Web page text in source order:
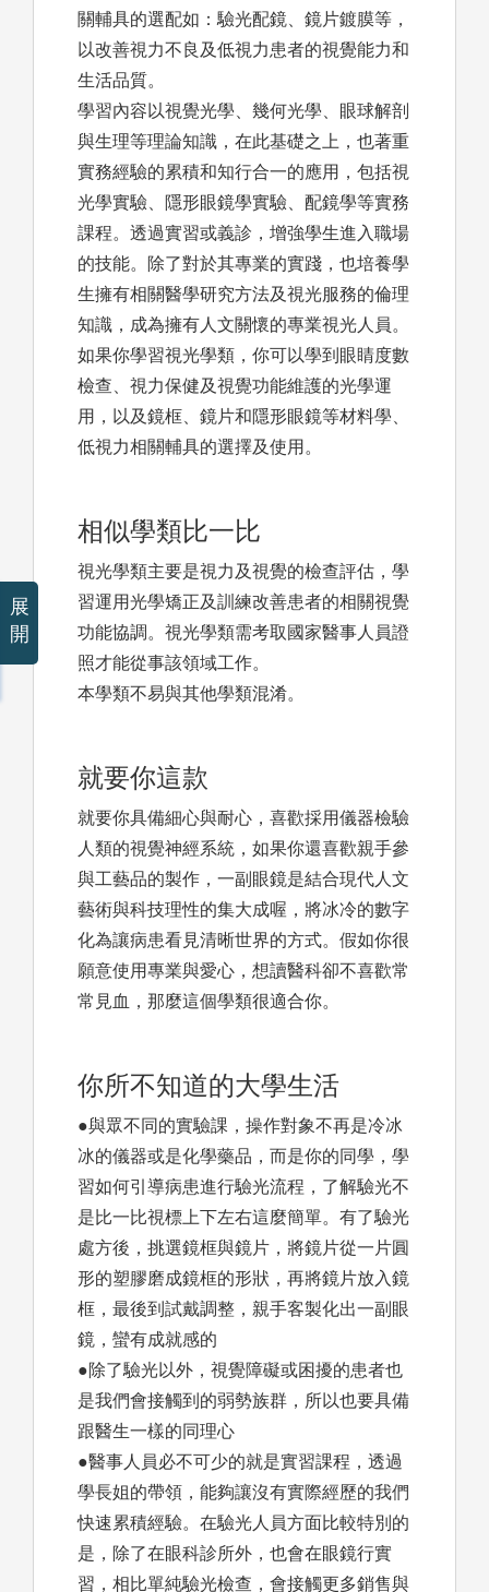
關輔具的選配如：驗光配鏡、鏡片鍍膜等，
以改善視力不良及低視力患者的視覺能力和
生活品質。
學習內容以視覺光學、幾何光學、眼球解剖
與生理等理論知識，在此基礎之上，也著重
實務經驗的累積和知行合一的應用，包括視
光學實驗、隱形眼鏡學實驗、配鏡學等實務
課程。透過實習或義診，增強學生進入職場
的技能。除了對於其專業的實踐，也培養學
生擁有相關醫學研究方法及視光服務的倫理
知識，成為擁有人文關懷的專業視光人員。
如果你學習視光學類，你可以學到眼睛度數
檢查、視力保健及視覺功能維護的光學運
用，以及鏡框、鏡片和隱形眼鏡等材料學、
低視力相關輔具的選擇及使用。
相似學類比一比
視光學類主要是視力及視覺的檢查評估，學
習運用光學矯正及訓練改善患者的相關視覺
功能協調。視光學類需考取國家醫事人員證
照才能從事該領域工作。
本學類不易與其他學類混淆。
就要你這款
就要你具備細心與耐心，喜歡採用儀器檢驗
人類的視覺神經系統，如果你還喜歡親手參
與工藝品的製作，一副眼鏡是結合現代人文
藝術與科技理性的集大成喔，將冰冷的數字
化為讓病患看見清晰世界的方式。假如你很
願意使用專業與愛心，想讀醫科卻不喜歡常
常見血，那麼這個學類很適合你。
你所不知道的大學生活
●與眾不同的實驗課，操作對象不再是冷冰
冰的儀器或是化學藥品，而是你的同學，學
習如何引導病患進行驗光流程，了解驗光不
是比一比視標上下左右這麼簡單。有了驗光
處方後，挑選鏡框與鏡片，將鏡片從一片圓
形的塑膠磨成鏡框的形狀，再將鏡片放入鏡
框，最後到試戴調整，親手客製化出一副眼
鏡，蠻有成就感的
●除了驗光以外，視覺障礙或困擾的患者也
是我們會接觸到的弱勢族群，所以也要具備
跟醫生一樣的同理心
●醫事人員必不可少的就是實習課程，透過
學長姐的帶領，能夠讓沒有實際經歷的我們
快速累積經驗。在驗光人員方面比較特別的
是，除了在眼科診所外，也會在眼鏡行實
習，相比單純驗光檢查，會接觸更多銷售與
展
開